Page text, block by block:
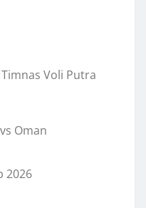
Voli Putra
Oman
2026